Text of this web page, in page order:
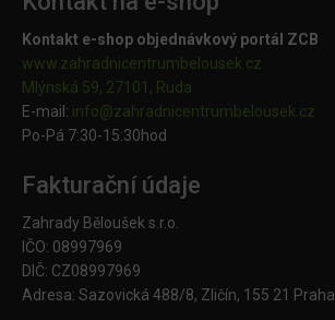
Kontakt e-shop objednávkový portál ZCB
www.zahradnicentrumbelousek.cz
Mlýnská 59, 27101, Ruda
E-mail: info@zahradnicentrumbelousek.cz
Po-Pá 7:30-15:30hod
Fakturační údaje
Zahrady Běloušek s.r.o.
IČO: 08997969
DIČ: CZ08997969
Adresa: Sazovická 488/8, Zličín, 155 21 Praha